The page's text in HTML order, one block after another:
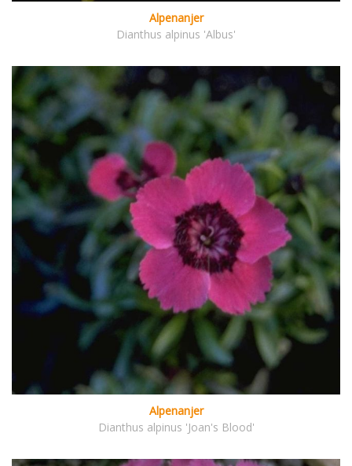
Alpenanjer
Dianthus alpinus 'Albus'
Alpenanjer
Dianthus alpinus 'Joan's Blood'